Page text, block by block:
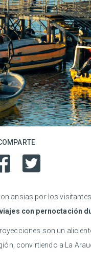
ansias por los
con pernoctación
son un
convirtiendo a La